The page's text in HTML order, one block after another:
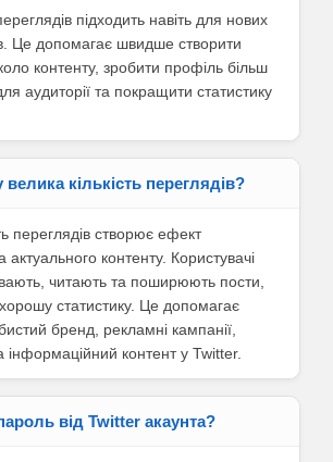
підходить навіть для нових
Це допомагає швидше створити
контенту, зробити профіль більш
аудиторії та покращити статистику
кількість переглядів?
переглядів створює ефект
актуального контенту. Користувачі
читають та поширюють пости,
статистику. Це допомагає
бренд, рекламні кампанії,
інформаційний контент у Twitter.
від Twitter акаунта?